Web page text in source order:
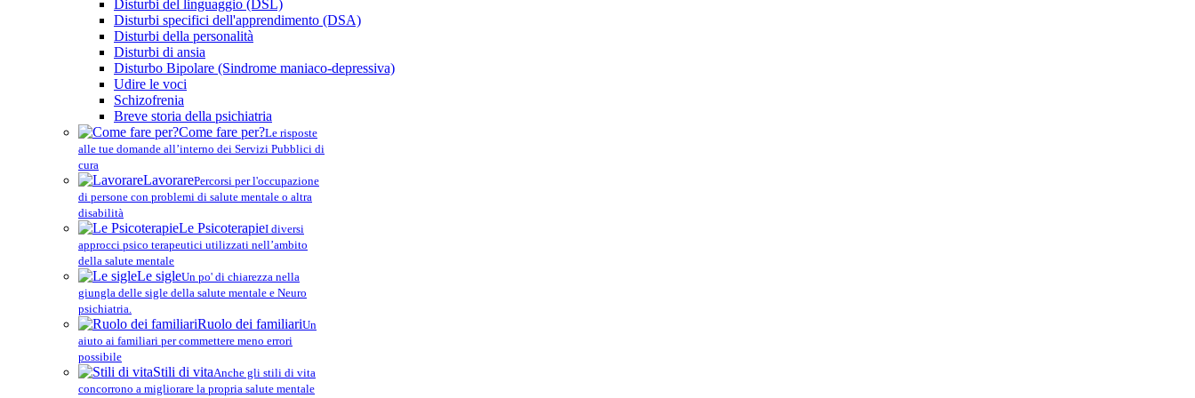
Disturbi del linguaggio (DSL)
Disturbi specifici dell'apprendimento (DSA)
Disturbi della personalità
Disturbi di ansia
Disturbo Bipolare (Sindrome maniaco-depressiva)
Udire le voci
Schizofrenia
Breve storia della psichiatria
Come fare per?Le risposte
alle tue domande all’interno dei Servizi Pubblici di
cura
LavorarePercorsi per l'occupazione
di persone con problemi di salute mentale o altra
disabilità
Le PsicoterapieI diversi
approcci psico terapeutici utilizzati nell’ambito
della salute mentale
Le sigleUn po' di chiarezza nella
giungla delle sigle della salute mentale e Neuro
psichiatria.
Ruolo dei familiariUn
aiuto ai familiari per commettere meno errori
possibile
Stili di vitaAnche gli stili di vita
concorrono a migliorare la propria salute mentale